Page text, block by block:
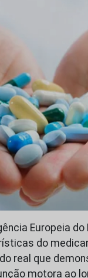
Europeia
do
real que
motora ao